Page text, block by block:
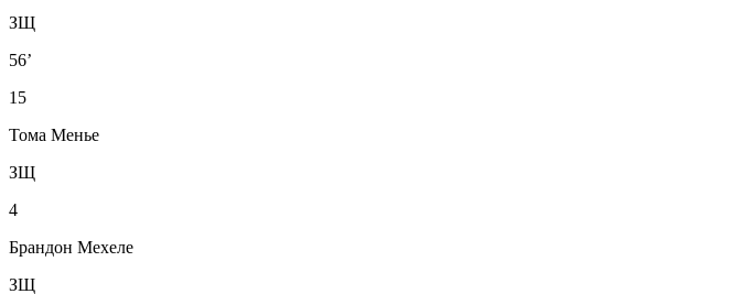
ЗЩ
56’
15
Тома Менье
ЗЩ
4
Брандон Мехеле
ЗЩ